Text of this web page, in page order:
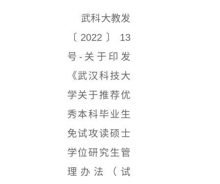
武科大教发
〔2022〕13
号-关于印发
《武汉科技大
学关于推荐优
秀本科毕业生
免试攻读硕士
学位研究生管
理办法（试